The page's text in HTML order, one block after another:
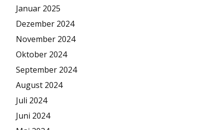
Januar 2025
Dezember 2024
November 2024
Oktober 2024
September 2024
August 2024
Juli 2024
Juni 2024